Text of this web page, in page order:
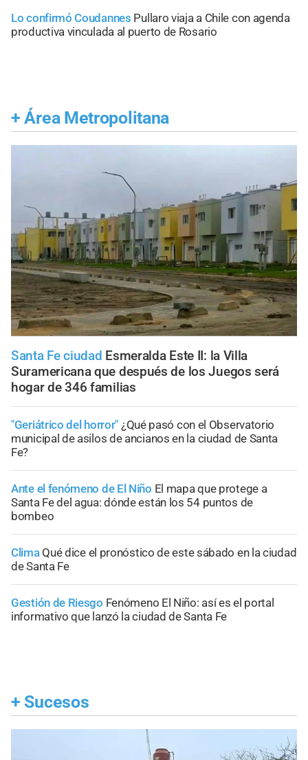
Lo confirmó Coudannes Pullaro viaja a Chile con agenda
productiva vinculada al puerto de Rosario
+ Área Metropolitana
Santa Fe ciudad Esmeralda Este II: la Villa
Suramericana que después de los Juegos será
hogar de 346 familias
"Geriátrico del horror" ¿Qué pasó con el Observatorio
municipal de asilos de ancianos en la ciudad de Santa
Fe?
Ante el fenómeno de El Niño El mapa que protege a
Santa Fe del agua: dónde están los 54 puntos de
bombeo
Clima Qué dice el pronóstico de este sábado en la ciudad
de Santa Fe
Gestión de Riesgo Fenómeno El Niño: así es el portal
informativo que lanzó la ciudad de Santa Fe
+ Sucesos